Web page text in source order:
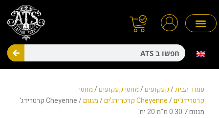
לתוכן
עמוד הבית/קעקועים/מחטי קעקועים/מחטי
קרטרידג'ים/Cheyenne קרטרידג'ים /מגנום
/ Cheyenne קרטרידג'
מגנום 7 0.30 מ"מ 20 יח'